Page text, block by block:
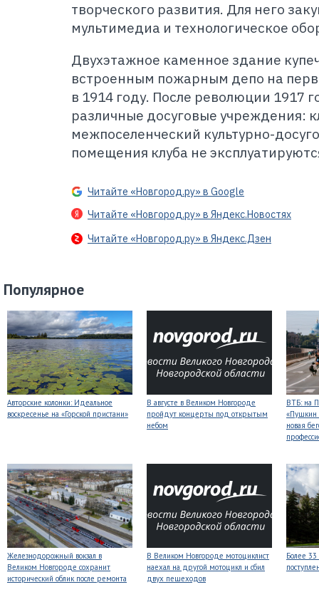
творческого развития. Для него
мультимедиа и технологическое
Двухэтажное каменное здание
встроенным пожарным депо на
в 1914 году. После революции 1917
различные досуговые учреждения:
межпоселенческий культурно-
помещения клуба не
Читайте «Новгород.ру» в Google
Читайте «Новгород.ру» в Яндекс.Новостях
Читайте «Новгород.ру» в Яндекс.Дзен
Популярное
Авторские колонки: Идеальное
воскресенье на «Горской пристани»
В августе в Великом Новгороде
пройдут концерты под открытым
небом
ВТБ: на
«Пушкин
новая
Железнодорожный вокзал в
Великом Новгороде сохранит
исторический облик после ремонта
В Великом Новгороде мотоциклист
наехал на другой мотоцикл и сбил
двух пешеходов
Более 33